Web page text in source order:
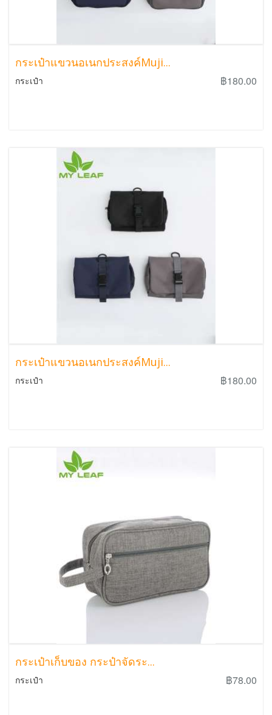
กระเป๋าแขวนอเนกประสงค์Muji...
กระเป๋า ฿180.00
กระเป๋าแขวนอเนกประสงค์Muji...
กระเป๋า ฿180.00
กระเป๋าเก็บของ กระป๋าจัดระ...
กระเป๋า ฿78.00